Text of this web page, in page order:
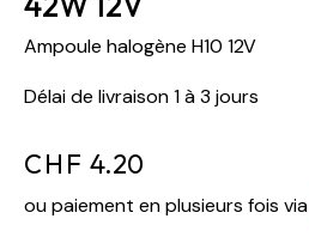
Ampoule halogène H10 12V
Délai de livraison 1 à 3 jours
CHF 4.20
ou paiement en plusieurs fois via